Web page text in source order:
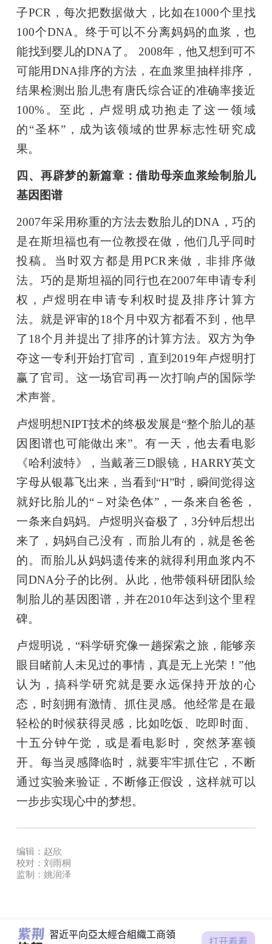
子PCR，每次把数据做大，比如在1000个里找
100个DNA。终于可以不分离妈妈的血浆，也
能找到婴儿的DNA了。 2008年，他又想到可不
可能用DNA排序的方法，在血浆里抽样排序，
结果检测出胎儿患有唐氏综合证的准确率接近
100%。至此，卢煜明成功抱走了这一领域
的“圣杯”，成为该领域的世界标志性研究成
果。
四、再辟梦的新篇章：借助母亲血浆绘制胎儿
基因图谱
2007年采用称重的方法去数胎儿的DNA，巧的
是在斯坦福也有一位教授在做，他们几乎同时
投稿。当时双方都是用PCR来做，非排序做
法。巧的是斯坦福的同行也在2007年申请专利
权，卢煜明在申请专利权时提及排序计算方
法。就是评审的18个月中双方都看不到，他早
了18个月并提出了排序的计算方法。双方为争
夺这一专利开始打官司，直到2019年卢煜明打
赢了官司。这一场官司再一次打响卢的国际学
术声誉。
卢煜明想NIPT技术的终极发展是“整个胎儿的基
因图谱也可能做出来”。有一天，他去看电影
《哈利波特》，当戴著三D眼镜，HARRY英文
字母从银幕飞出来，当看到“H”时，瞬间觉得这
就好比胎儿的“－对染色体”，一条来自爸爸，
一条来自妈妈。卢煜明兴奋极了，3分钟后想出
来了，妈妈自己没有，而胎儿有的，就是爸爸
的。而胎儿从妈妈遗传来的就得利用血浆内不
同DNA分子的比例。从此，他带领科研团队绘
制胎儿的基因图谱，并在2010年达到这个里程
碑。
卢煜明说，“科学研究像一趟探索之旅，能够亲
眼目睹前人未见过的事情，真是无上光荣！”他
认为，搞科学研究就是要永远保持开放的心
态，时刻拥有激情、抓住灵感。他经常是在最
轻松的时候获得灵感，比如吃饭、吃即时面、
十五分钟午觉，或是看电影时，突然茅塞顿
开。每当灵感降临时，就要牢牢抓住它，不断
通过实验来验证，不断修正假设，这样就可以
一步步实现心中的梦想。
编辑：赵欣
校对：刘雨桐
监制：姚润泽
習近平向亞太經合組織工商領
導人峰會發表書面演講
第四屆航商大會在港舉行 鄭雁
雄出席並致辭
颱風萬宜｜香港天文台今早掛
習近平向亞太經合組織工商領
打开看看